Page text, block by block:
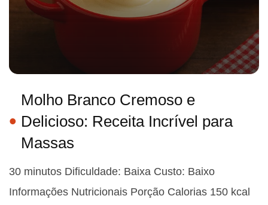
Molho Branco Cremoso e
Delicioso: Receita Incrível para
Massas
30 minutos Dificuldade: Baixa Custo: Baixo
Informações Nutricionais Porção Calorias 150 kcal